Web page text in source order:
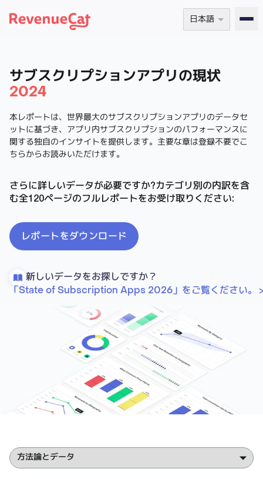
日本語
サブスクリプションアプリの現状
2024
本レポートは、世界最大のサブスクリプションアプリのデータセ
ットに基づき、アプリ内サブスクリプションのパフォーマンスに
関する独自のインサイトを提供します。主要な章は登録不要でこ
ちらからお読みいただけます。
さらに詳しいデータが必要ですか?カテゴリ別の内訳を含
む全120ページのフルレポートをお受け取りください:
レポートをダウンロード
新しいデータをお探しですか？
「State of Subscription Apps 2026」をご覧ください。